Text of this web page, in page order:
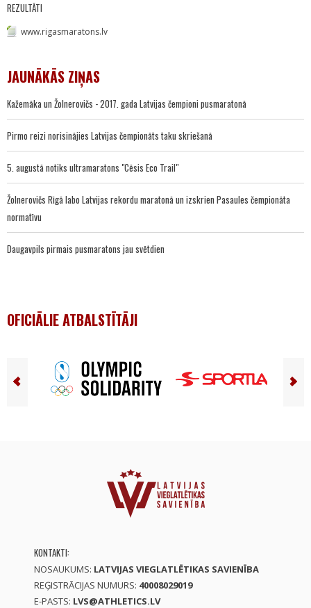
REZULTĀTI
www.rigasmaratons.lv
JAUNĀKĀS ZIŅAS
Kažemāka un Žolnerovičs - 2017. gada Latvijas čempioni pusmaratonā
Pirmo reizi norisinājies Latvijas čempionāts taku skriešanā
5. augustā notiks ultramaratons "Cēsis Eco Trail"
Žolnerovičs Rīgā labo Latvijas rekordu maratonā un izskrien Pasaules čempionāta
normatīvu
Daugavpils pirmais pusmaratons jau svētdien
OFICIĀLIE ATBALSTĪTĀJI
KONTAKTI:
NOSAUKUMS: LATVIJAS VIEGLATLĒTIKAS SAVIENĪBA
REĢISTRĀCIJAS NUMURS: 40008029019
E-PASTS: LVS@ATHLETICS.LV